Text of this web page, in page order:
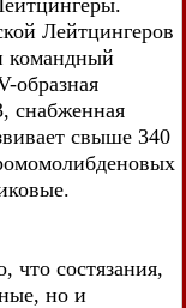
Лейтцингеров
командный
снабженная
свыше 340
что состязания,
но и